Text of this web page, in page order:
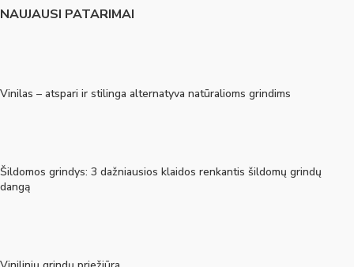
NAUJAUSI PATARIMAI
Vinilas – atspari ir stilinga alternatyva natūralioms grindims
Šildomos grindys: 3 dažniausios klaidos renkantis šildomų grindų
dangą